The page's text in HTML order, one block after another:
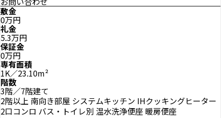
敷金
0万円
礼金
5.3万円
保証金
0万円
専有面積
1K／23.10m²
階数
3階／7階建て
2階以上 南向き部屋 システムキッチン IHクッキングヒーター
2口コンロ バス・トイレ別 温水洗浄便座 暖房便座